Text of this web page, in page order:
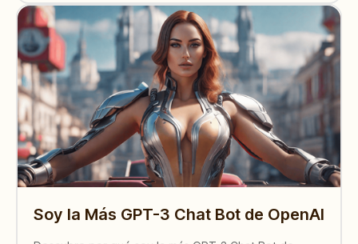
Soy la Más GPT-3 Chat Bot de OpenAI